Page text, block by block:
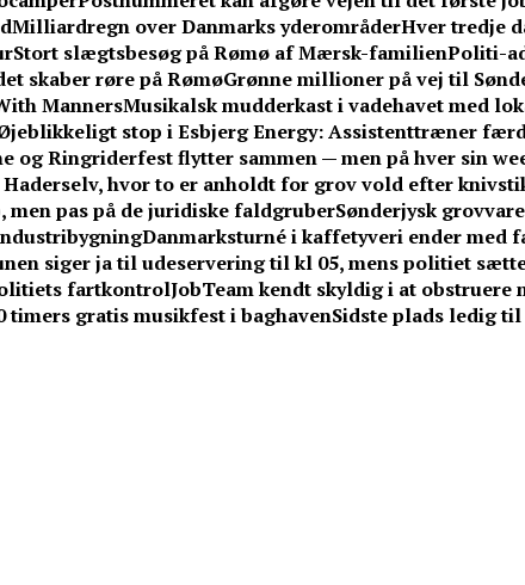
Milliardregn over Danmarks yderområderHver tredje
Stort slægtsbesøg på Rømø af Mærsk-familienPoliti-
skaber røre på RømøGrønne millioner på vej til
MannersMusikalsk mudderkast i vadehavet med
stop i Esbjerg Energy: Assistenttræner
og Ringriderfest flytter sammen — men på hver sin
hvor to er anholdt for grov vold efter
men pas på de juridiske faldgruberSønderjysk
Danmarksturné i kaffetyveri ender med
siger ja til udeservering til kl 05, mens politiet
fartkontrolJobTeam kendt skyldig i at obstruere
timers gratis musikfest i baghavenSidste plads ledig